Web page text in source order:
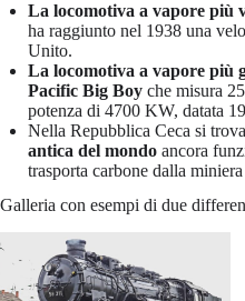
La locomotiva a vapore più
ha raggiunto nel 1938 una
Unito.
La locomotiva a vapore più
Pacific Big Boy che misura
potenza di 4700 KW, datata
Nella Repubblica Ceca si trova
antica del mondo ancora
trasporta carbone dalla
Galleria con esempi di due